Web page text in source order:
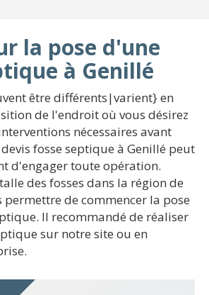
la pose d'une
à Genillé
être différents|varient} en
de l'endroit où vous désirez
nécessaires avant
fosse septique à Genillé peut
d'engager toute opération.
des fosses dans la région de
permettre de commencer la pose
Il recommandé de réaliser
sur notre site ou en